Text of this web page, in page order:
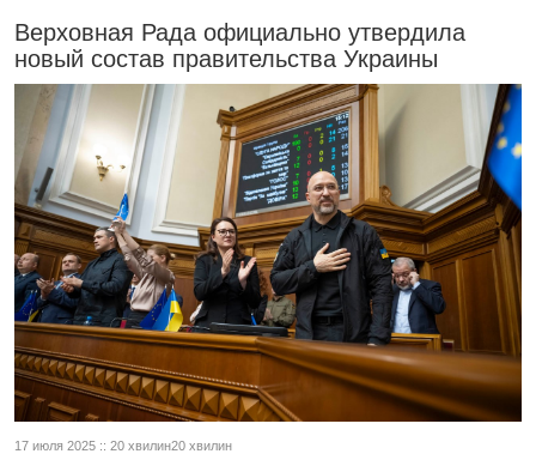
Верховная Рада официально утвердила
новый состав правительства Украины
17 июля 2025 :: 20 хвилин20 хвилин